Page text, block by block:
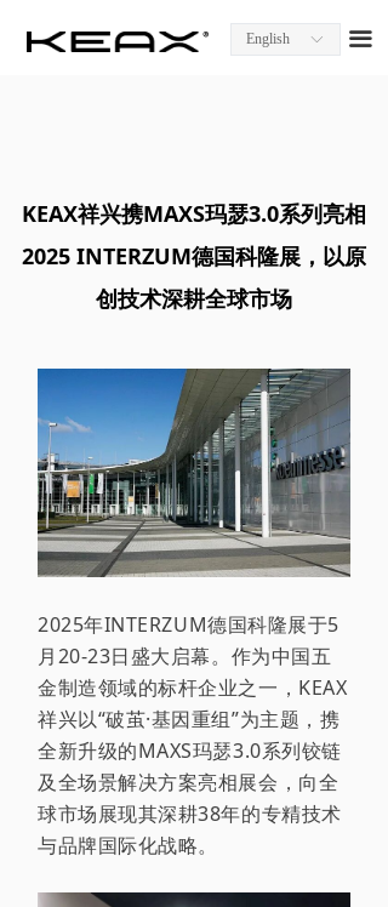
끀
Homepage
Media Center
Contact Us
ꀅ
English
KEAX祥兴携MAXS玛瑟3.0系列亮相
2025 INTERZUM德国科隆展，以原
创技术深耕全球市场
2025年INTERZUM德国科隆展于5
月20-23日盛大启幕。作为中国五
金制造领域的标杆企业之一 ， KEAX
祥兴以“破茧·基因重组”为主题，携
全新升级的MAXS玛瑟3.0系列铰链
及全场景解决方案亮相展会，向全
球市场展现其深耕38年的专精技术
与品牌国际化战略。